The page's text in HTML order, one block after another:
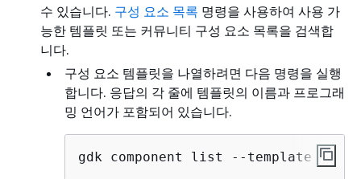
수 있습니다. 구성 요소 목록 명령을 사용하여 사용 가
능한 템플릿 또는 커뮤니티 구성 요소 목록을 검색합
니다.
구성 요소 템플릿을 나열하려면 다음 명령을 실행
합니다. 응답의 각 줄에 템플릿의 이름과 프로그래
밍 언어가 포함되어 있습니다.
gdk component list --template